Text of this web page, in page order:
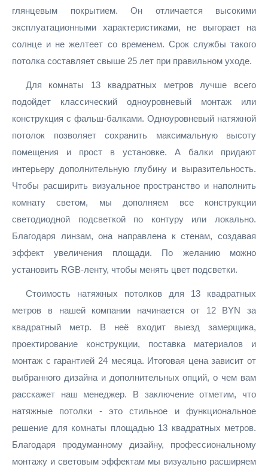
глянцевым покрытием. Он отличается высокими
эксплуатационными характеристиками, не выгорает на
солнце и не желтеет со временем. Срок службы такого
потолка составляет свыше 25 лет при правильном уходе.
Для комнаты 13 квадратных метров лучше всего
подойдет классический одноуровневый монтаж или
конструкция с фальш-балками. Одноуровневый натяжной
потолок позволяет сохранить максимальную высоту
помещения и прост в установке. А балки придают
интерьеру дополнительную глубину и выразительность.
Чтобы расширить визуальное пространство и наполнить
комнату светом, мы дополняем все конструкции
светодиодной подсветкой по контуру или локально.
Благодаря линзам, она направлена к стенам, создавая
эффект увеличения площади. По желанию можно
установить RGB-ленту, чтобы менять цвет подсветки.
Стоимость натяжных потолков для 13 квадратных
метров в нашей компании начинается от 12 BYN за
квадратный метр. В неё входит выезд замерщика,
проектирование конструкции, поставка материалов и
монтаж с гарантией 24 месяца. Итоговая цена зависит от
выбранного дизайна и дополнительных опций, о чем вам
расскажет наш менеджер. В заключение отметим, что
натяжные потолки - это стильное и функциональное
решение для комнаты площадью 13 квадратных метров.
Благодаря продуманному дизайну, профессиональному
монтажу и световым эффектам мы визуально расширяем